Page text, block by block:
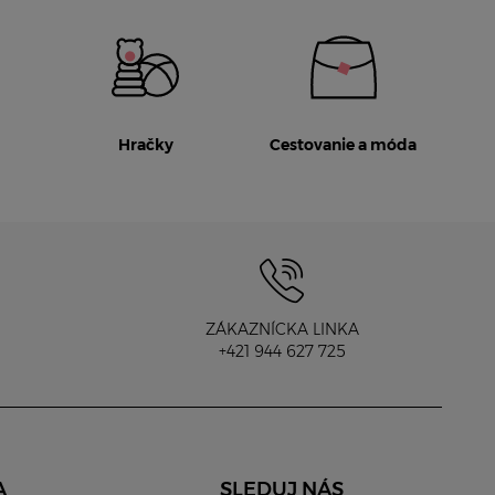
Hračky Cestovanie a móda
ZÁKAZNÍCKA LINKA
+421 944 627 725
SLEDUJ NÁS